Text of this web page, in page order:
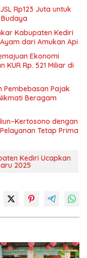
Rp123 Juta untuk
Kabupaten Kediri
dari Amukan Api
Ekonomi
KUR Rp. 521 Miliar di
Pembebasan Pajak
Beragam
dengan
Tetap Prima
Kediri Ucapkan
2025